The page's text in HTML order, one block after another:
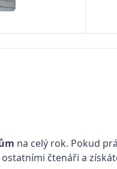
na celý rok. Pokud
čtenáři a